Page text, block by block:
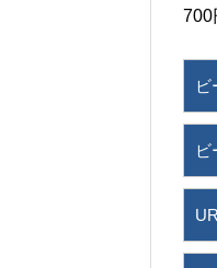
700
ビ
ビ